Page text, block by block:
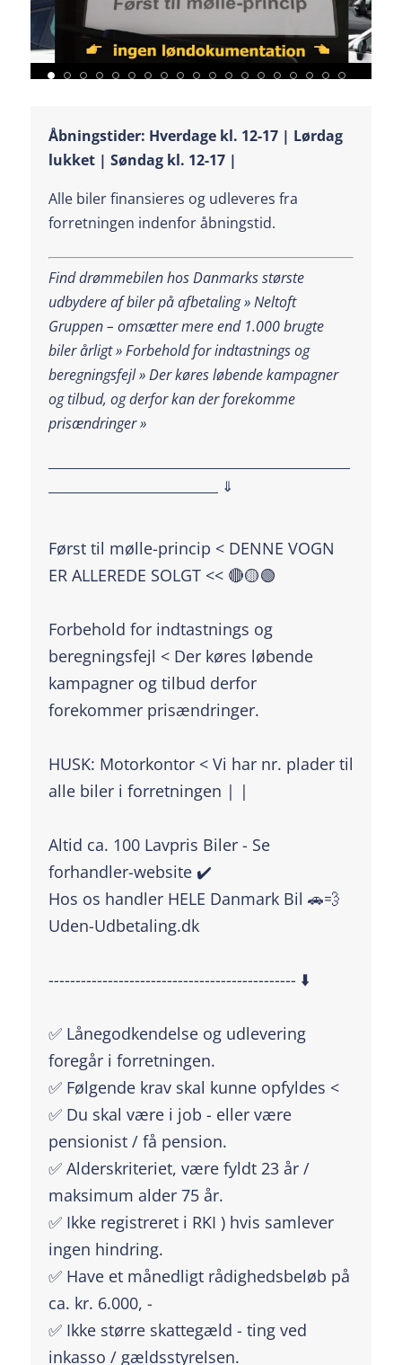
Åbningstider: Hverdage kl. 12-17 | Lørdag
lukket | Søndag kl. 12-17 |
Alle biler finansieres og udleveres fra
forretningen indenfor åbningstid.
Find drømmebilen hos Danmarks største
udbydere af biler på afbetaling » Neltoft
Gruppen – omsætter mere end 1.000 brugte
biler årligt » Forbehold for indtastnings og
beregningsfejl »Der køres løbende kampagner
og tilbud, og derfor kan der forekomme
prisændringer »
___________________________ ⇓
Først til mølle-princip < DENNE VOGN
ER ALLEREDE SOLGT << 🔴🟡🟢
Forbehold for indtastnings og
beregningsfejl < Der køres løbende
kampagner og tilbud derfor
forekommer prisændringer.
HUSK: Motorkontor < Vi har nr. plader til
alle biler i forretningen | |
Altid ca. 100 Lavpris Biler - Se
forhandler-website ✔️
Hos os handler HELE Danmark Bil 🚗💨
Uden-Udbetaling.dk
---------------------------------------------- ⬇️
✅ Lånegodkendelse og udlevering
foregår i forretningen.
✅ Følgende krav skal kunne opfyldes <
✅ Du skal være i job - eller være
pensionist / få pension.
✅ Alderskriteriet, være fyldt 23 år /
maksimum alder 75 år.
✅ Ikke registreret i RKI ) hvis samlever
ingen hindring.
✅ Have et månedligt rådighedsbeløb på
ca. kr. 6.000, -
✅ Ikke større skattegæld - ting ved
inkasso / gældsstyrelsen.